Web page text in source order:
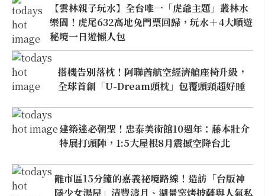
【雲林親子玩水】全台唯一「虎爺主題」叢林水
樂園！虎尾632高地免門票回歸，玩水＋4大順遊
秘境一日遊懶人包
搭機告別落枕！阿聯酋航空經濟艙座椅升級，
全球首創「U-Dream頭枕」包覆頭頸超好睡
建築迷必朝聖！忠泰美術館10週年：藤本壯介
特展打頭陣，1:5大屋根8月震撼空降台北
離市區15分鐘的嘉義祕境路線！造訪「台版神
隱少女湯屋」清豐濤月、湖景窯烤披薩與人氣私